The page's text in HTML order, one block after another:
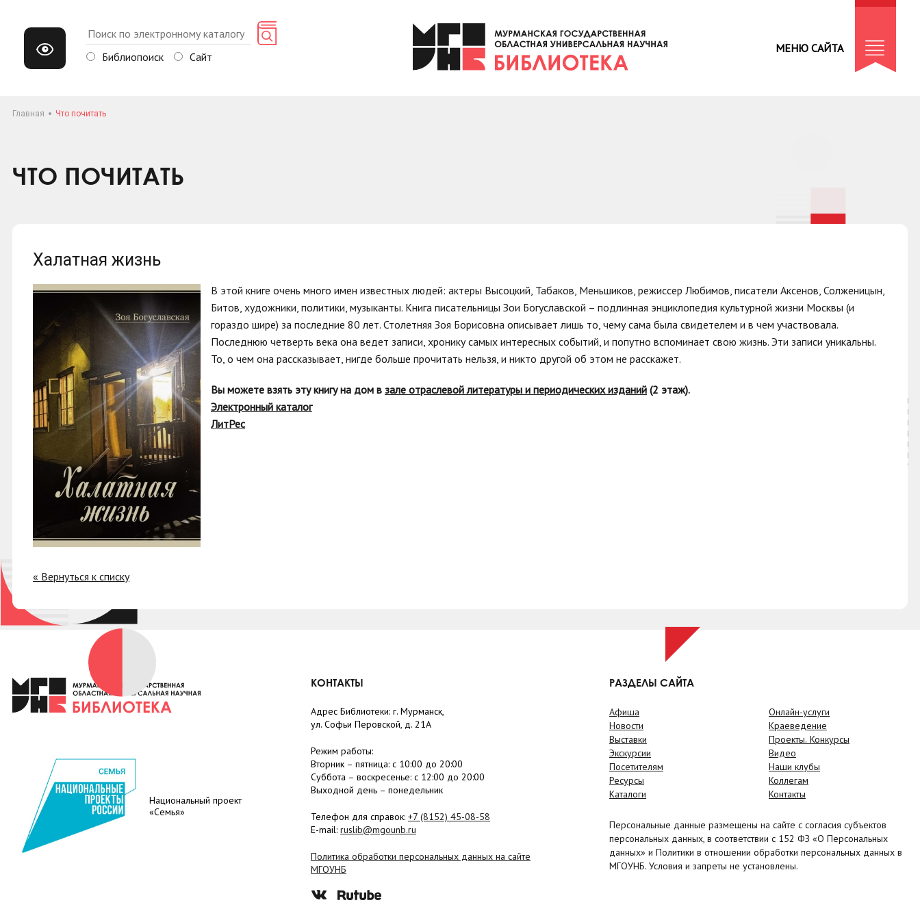
Библиопоиск Сайт
МЕНЮ САЙТА
Главная Что почитать
ЧТО ПОЧИТАТЬ
Халатная жизнь
В этой книге очень много имен известных людей: актеры Высоцкий, Табаков, Меньшиков, режиссер Любимов, писатели Аксенов, Солженицын,
Битов, художники, политики, музыканты. Книга писательницы Зои Богуславской – подлинная энциклопедия культурной жизни Москвы (и
гораздо шире) за последние 80 лет. Столетняя Зоя Борисовна описывает лишь то, чему сама была свидетелем и в чем участвовала.
Последнюю четверть века она ведет записи, хронику самых интересных событий, и попутно вспоминает свою жизнь. Эти записи уникальны.
То, о чем она рассказывает, нигде больше прочитать нельзя, и никто другой об этом не расскажет.
Вы можете взять эту книгу на дом в зале отраслевой литературы и периодических изданий (2 этаж).
Электронный каталог
ЛитРес
« Вернуться к списку
Национальный проект
«Семья»
КОНТАКТЫ
Адрес Библиотеки: г. Мурманск,
ул. Софьи Перовской, д. 21А
Режим работы:
Вторник – пятница: с 10:00 до 20:00
Суббота – воскресенье: c 12:00 до 20:00
Выходной день – понедельник
Телефон для справок: +7 (8152) 45-08-58
E-mail: ruslib@mgounb.ru
Политика обработки персональных данных на сайте
МГОУНБ
РАЗДЕЛЫ САЙТА
Афиша
Новости
Выставки
Экскурсии
Посетителям
Ресурсы
Каталоги
Онлайн-услуги
Краеведение
Проекты. Конкурсы
Видео
Наши клубы
Коллегам
Контакты
Персональные данные размещены на сайте с согласия субъектов
персональных данных, в соответствии с 152 ФЗ «О Персональных
данных» и Политики в отношении обработки персональных данных в
МГОУНБ. Условия и запреты не установлены.